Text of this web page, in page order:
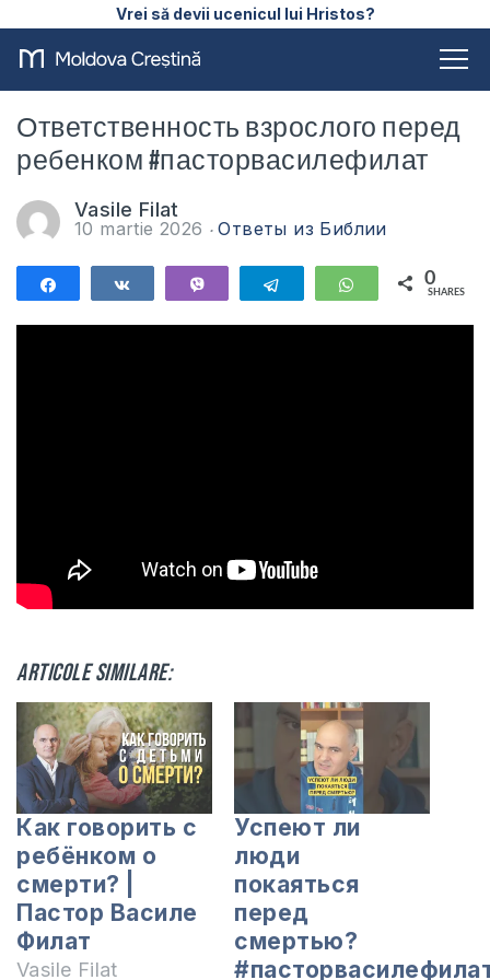
Vrei să devii ucenicul lui Hristos?
Ответственность взрослого перед
ребенком #пасторвасилефилат
Vasile Filat
10 martie 2026 Ответы из Библии
Telegram WhatsApp
0
SHARES
Articole similare:
Как говорить с
ребёнком о
смерти? |
Пастор Василе
Филат
Vasile Filat
Успеют ли
люди
покаяться
перед
смертью?